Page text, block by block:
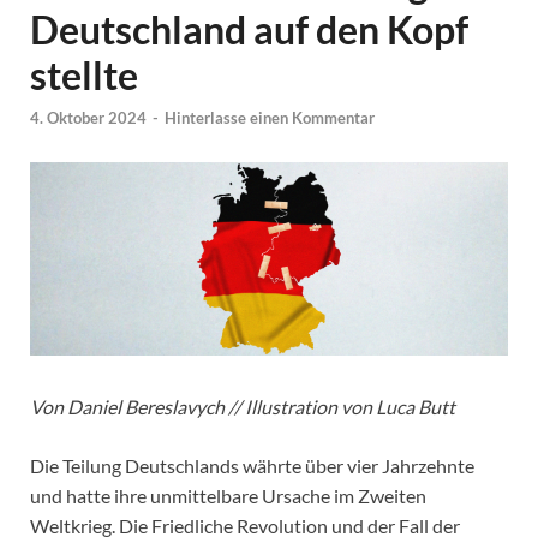
Deutschland auf den Kopf
stellte
4. Oktober 2024 - Hinterlasse einen Kommentar
Von Daniel Bereslavych // Illustration von Luca Butt
Die Teilung Deutschlands währte über vier Jahrzehnte
und hatte ihre unmittelbare Ursache im Zweiten
Weltkrieg. Die Friedliche Revolution und der Fall der